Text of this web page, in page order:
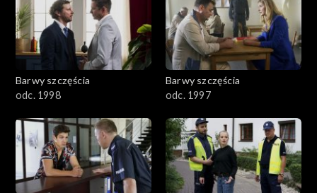
2801–2900
2701–2800
2501–2600
2401–2500
Barwy szczęścia
odc. 1998
Barwy szczęścia
odc. 1997